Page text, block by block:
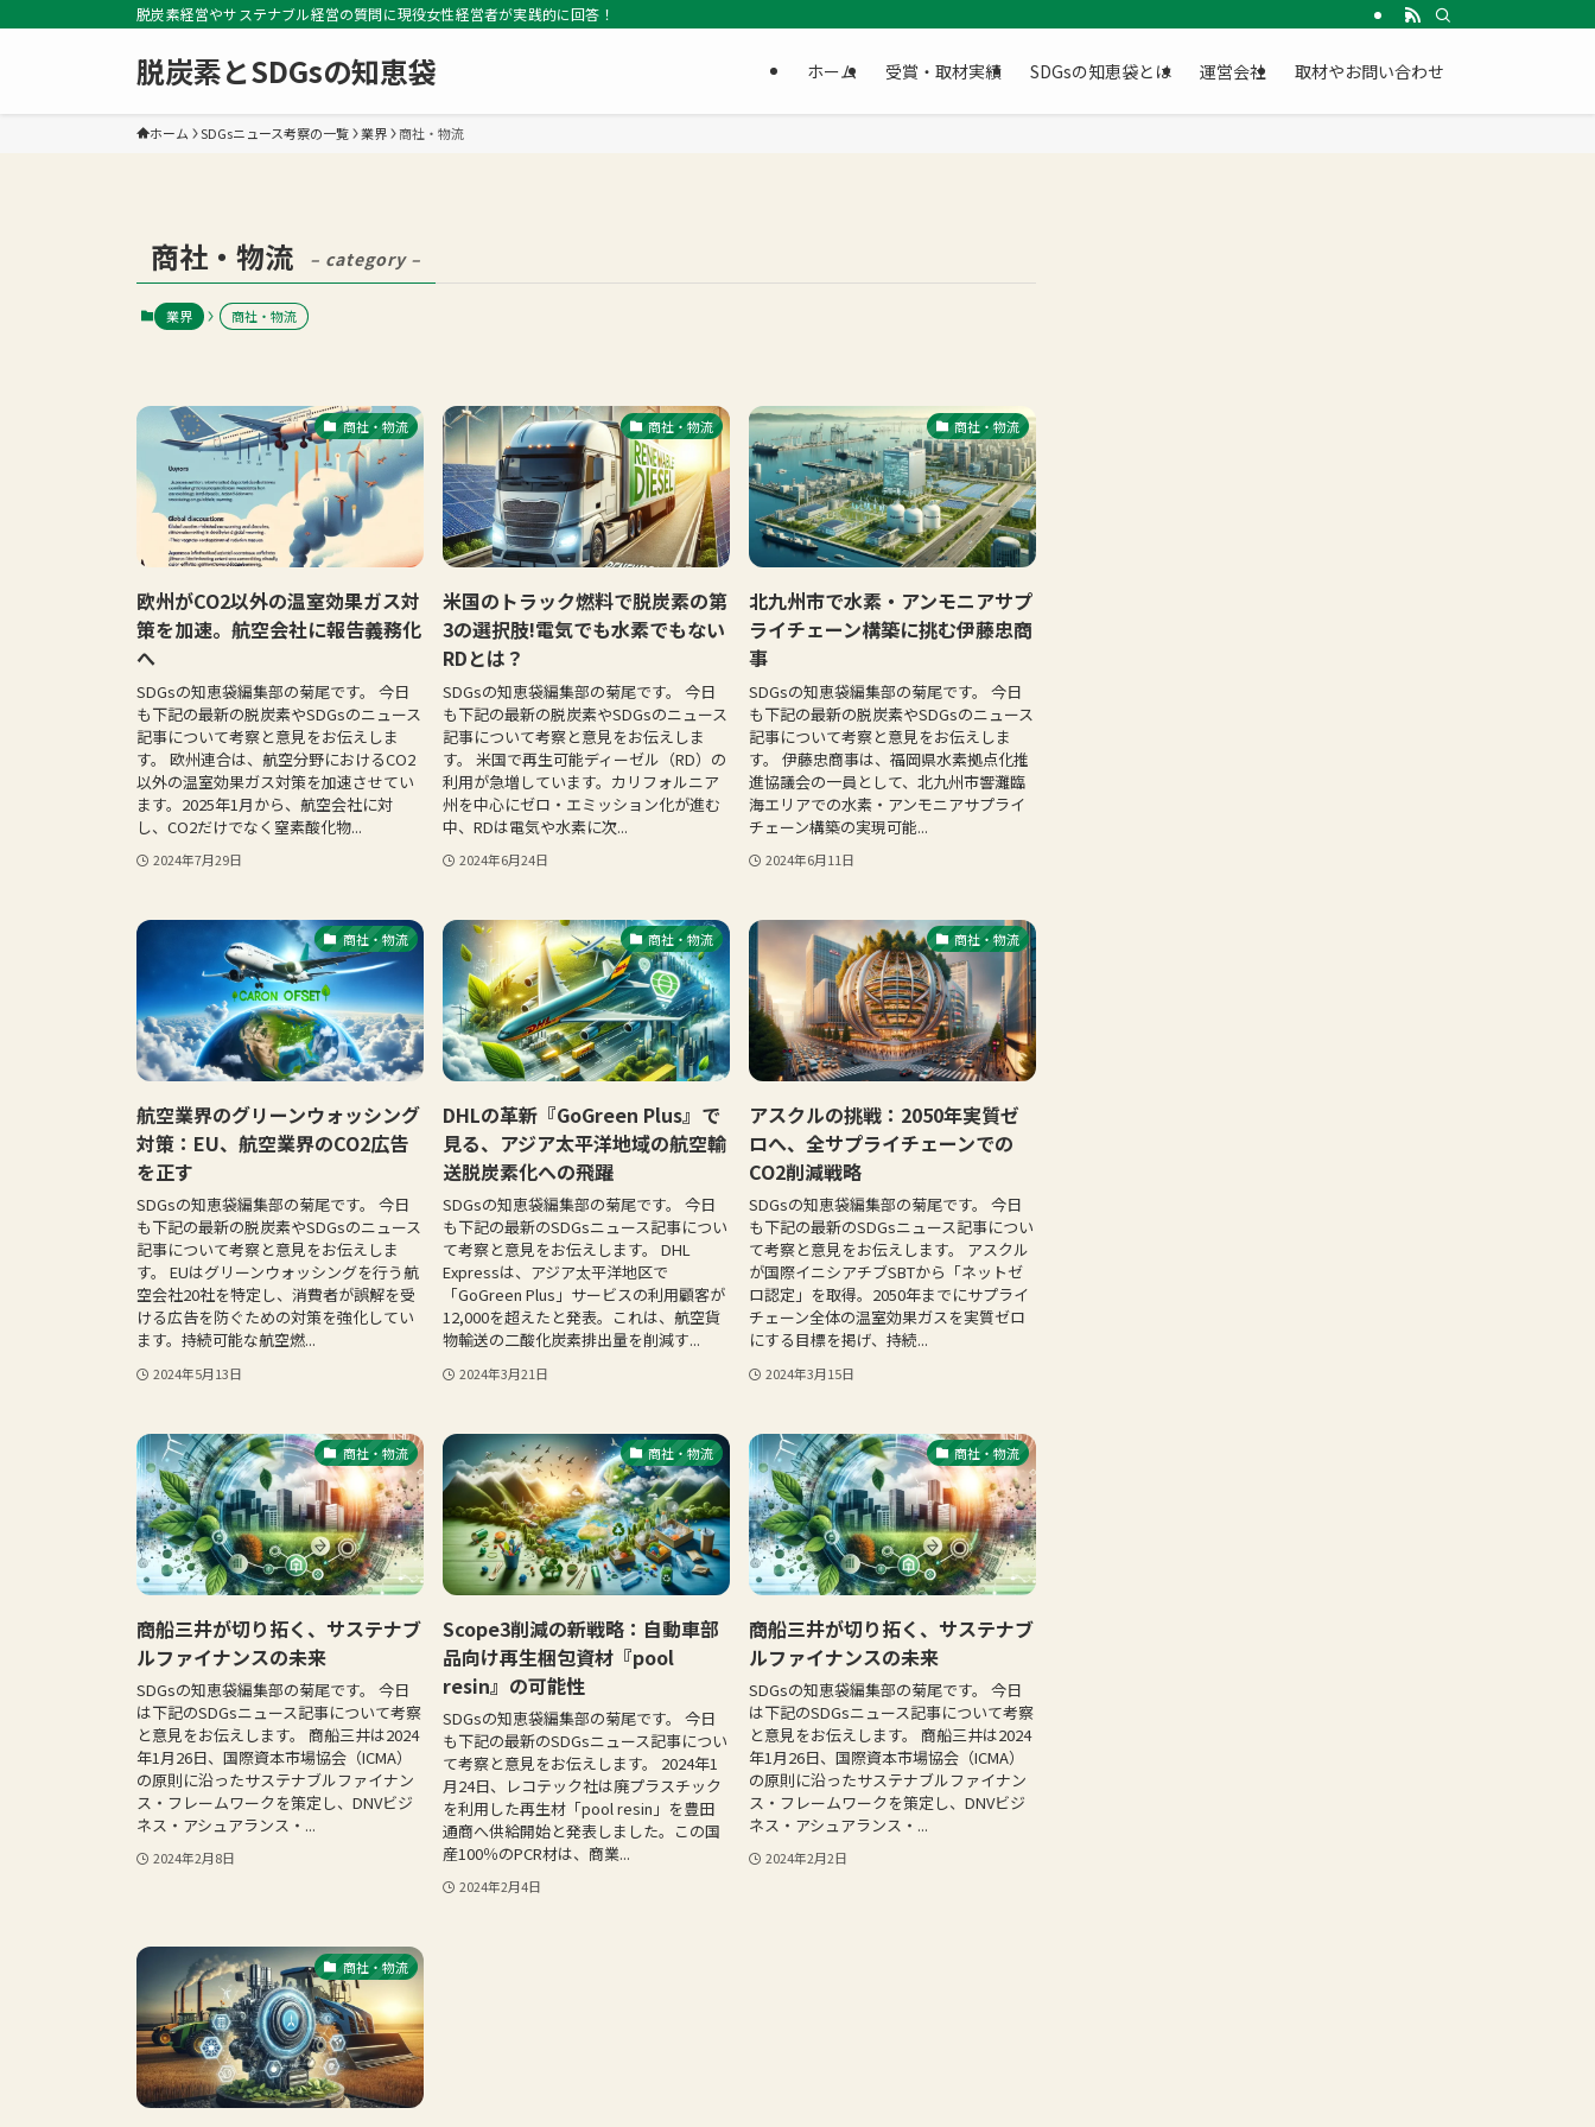
脱炭素経営やサステナブル経営の質問に現役女性経営者が実践的に回答！
脱炭素とSDGsの知恵袋 ホーム 受賞・取材実績 SDGsの知恵袋とは 運営会社 取材やお問い合わせ
ホーム SDGsニュース考察の一覧 業界 商社・物流
商社・物流 – category –
業界 商社・物流
商社・物流
欧州がCO2以外の温室効果ガス対
策を加速。航空会社に報告義務化
へ
SDGsの知恵袋編集部の菊尾です。 今日
も下記の最新の脱炭素やSDGsのニュース
記事について考察と意見をお伝えしま
す。 欧州連合は、航空分野におけるCO2
以外の温室効果ガス対策を加速させてい
ます。2025年1月から、航空会社に対
し、CO2だけでなく窒素酸化物...
2024年7月29日
商社・物流
米国のトラック燃料で脱炭素の第
3の選択肢!電気でも水素でもない
RDとは？
SDGsの知恵袋編集部の菊尾です。 今日
も下記の最新の脱炭素やSDGsのニュース
記事について考察と意見をお伝えしま
す。 米国で再生可能ディーゼル（RD）の
利用が急増しています。カリフォルニア
州を中心にゼロ・エミッション化が進む
中、RDは電気や水素に次...
2024年6月24日
商社・物流
北九州市で水素・アンモニアサプ
ライチェーン構築に挑む伊藤忠商
事
SDGsの知恵袋編集部の菊尾です。 今日
も下記の最新の脱炭素やSDGsのニュース
記事について考察と意見をお伝えしま
す。 伊藤忠商事は、福岡県水素拠点化推
進協議会の一員として、北九州市響灘臨
海エリアでの水素・アンモニアサプライ
チェーン構築の実現可能...
2024年6月11日
商社・物流
航空業界のグリーンウォッシング
対策：EU、航空業界のCO2広告
を正す
SDGsの知恵袋編集部の菊尾です。 今日
も下記の最新の脱炭素やSDGsのニュース
記事について考察と意見をお伝えしま
す。 EUはグリーンウォッシングを行う航
空会社20社を特定し、消費者が誤解を受
ける広告を防ぐための対策を強化してい
ます。持続可能な航空燃...
2024年5月13日
商社・物流
DHLの革新『GoGreen Plus』で
見る、アジア太平洋地域の航空輸
送脱炭素化への飛躍
SDGsの知恵袋編集部の菊尾です。 今日
も下記の最新のSDGsニュース記事につい
て考察と意見をお伝えします。 DHL
Expressは、アジア太平洋地区で
「GoGreen Plus」サービスの利用顧客が
12,000を超えたと発表。これは、航空貨
物輸送の二酸化炭素排出量を削減す...
2024年3月21日
商社・物流
アスクルの挑戦：2050年実質ゼ
ロへ、全サプライチェーンでの
CO2削減戦略
SDGsの知恵袋編集部の菊尾です。 今日
も下記の最新のSDGsニュース記事につい
て考察と意見をお伝えします。 アスクル
が国際イニシアチブSBTから「ネットゼ
ロ認定」を取得。2050年までにサプライ
チェーン全体の温室効果ガスを実質ゼロ
にする目標を掲げ、持続...
2024年3月15日
商社・物流
商船三井が切り拓く、サステナブ
ルファイナンスの未来
SDGsの知恵袋編集部の菊尾です。 今日
は下記のSDGsニュース記事について考察
と意見をお伝えします。 商船三井は2024
年1月26日、国際資本市場協会（ICMA）
の原則に沿ったサステナブルファイナン
ス・フレームワークを策定し、DNVビジ
ネス・アシュアランス・...
2024年2月8日
商社・物流
Scope3削減の新戦略：自動車部
品向け再生梱包資材『pool
resin』の可能性
SDGsの知恵袋編集部の菊尾です。 今日
も下記の最新のSDGsニュース記事につい
て考察と意見をお伝えします。 2024年1
月24日、レコテック社は廃プラスチック
を利用した再生材「pool resin」を豊田
通商へ供給開始と発表しました。この国
産100％のPCR材は、商業...
2024年2月4日
商社・物流
商船三井が切り拓く、サステナブ
ルファイナンスの未来
SDGsの知恵袋編集部の菊尾です。 今日
は下記のSDGsニュース記事について考察
と意見をお伝えします。 商船三井は2024
年1月26日、国際資本市場協会（ICMA）
の原則に沿ったサステナブルファイナン
ス・フレームワークを策定し、DNVビジ
ネス・アシュアランス・...
2024年2月2日
商社・物流